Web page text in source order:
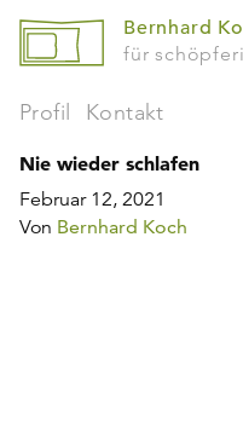
Bernhard
für
Profil Kontakt
Nie wieder schlafen
Februar 12, 2021
Von Bernhard Koch